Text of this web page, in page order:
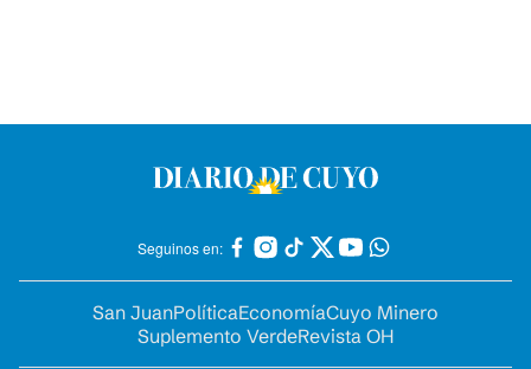
Seguinos en:
San JuanPolíticaEconomíaCuyo Minero
Suplemento VerdeRevista OH